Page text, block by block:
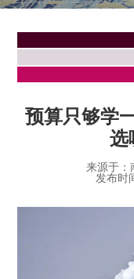
预算只够学
选
来源于：
发布时